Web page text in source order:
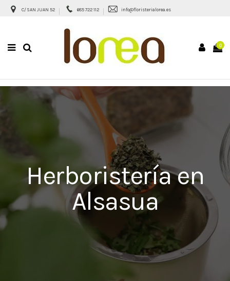
C/ SAN JUAN 52 685 722 112 info@floristerialorea.es
0
Herboristería en
Alsasua